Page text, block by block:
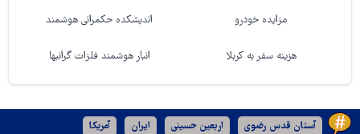
مزایده خودرو اندیشکده حکمرانی هوشمند
هزینه سفر به کربلا انبار هوشمند فلزات گرانبها
آستان قدس رضوی اربعین حسینی ایران آمریکا